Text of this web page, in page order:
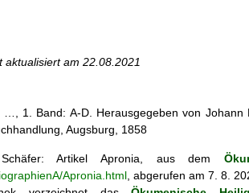
aktualisiert am 22.08.2021
…, 1. Band: A-D. Herausgegeben von
Augsburg, 1858
ArtikelApronia, aus dem
Apronia.html , abgerufen am 7. 8.